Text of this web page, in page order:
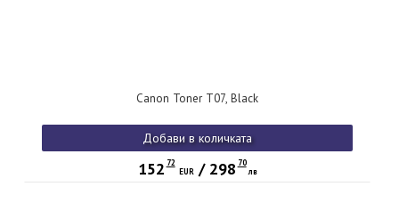
Canon Toner T07, Black
Добави в количката
152 72
EUR/ 298 70
лв